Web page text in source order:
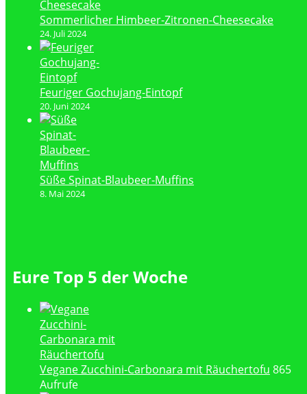
Sommerlicher Himbeer-Zitronen-Cheesecake
24. Juli 2024
Feuriger Gochujang-Eintopf
20. Juni 2024
Süße Spinat-Blaubeer-Muffins
8. Mai 2024
Eure Top 5 der Woche
Vegane Zucchini-Carbonara mit Räuchertofu 865
Aufrufe